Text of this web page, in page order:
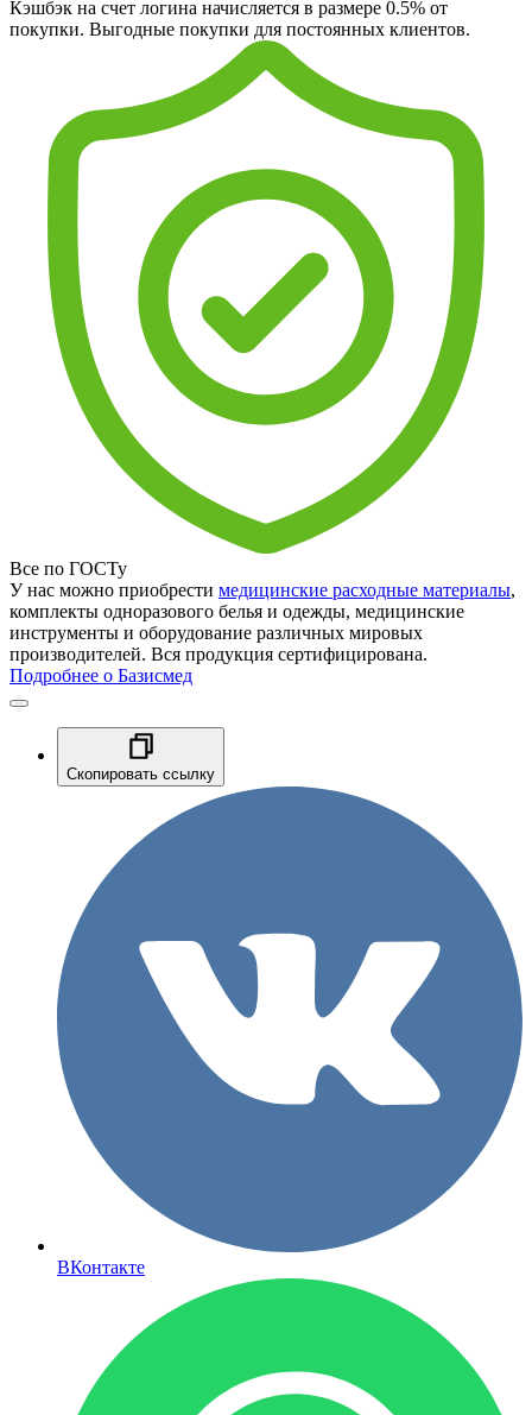
Кэшбэк на счет логина начисляется в размере 0.5% от
покупки. Выгодные покупки для постоянных клиентов.
Все по ГОСТу
У нас можно приобрести медицинские расходные материалы,
комплекты одноразового белья и одежды, медицинские
инструменты и оборудование различных мировых
производителей. Вся продукция сертифицирована.
Подробнее о Базисмед
Скопировать ссылку
ВКонтакте